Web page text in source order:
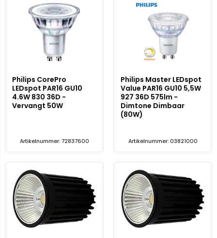
Philips CorePro
LEDspot PAR16 GU10
4.6W 830 36D -
Vervangt 50W
Artikelnummer: 72837600
Philips Master LEDspot
Value PAR16 GU10 5,5W
927 36D 575lm -
Dimtone Dimbaar
(80W)
Artikelnummer: 03821000